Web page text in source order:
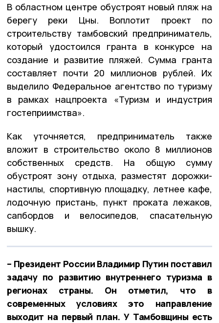
В областном центре обустроят новый пляж на
берегу реки Цны. Воплотит проект по
строительству тамбовский предприниматель,
который удостоился гранта в конкурсе на
создание и развитие пляжей. Сумма гранта
составляет почти 20 миллионов рублей. Их
выделило Федеральное агентство по туризму
в рамках нацпроекта «Туризм и индустрия
гостеприимства».
Как уточняется, предприниматель также
вложит в строительство около 8 миллионов
собственных средств. На общую сумму
обустроят зону отдыха, разместят дорожки-
настилы, спортивную площадку, летнее кафе,
лодочную пристань, пункт проката лежаков,
сапбордов и велосипедов, спасательную
вышку.
– Президент России Владимир Путин поставил
задачу по развитию внутреннего туризма в
регионах страны. Он отметил, что в
современных условиях это направление
выходит на первый план. У Тамбовщины есть